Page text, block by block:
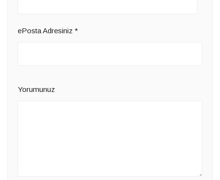
ePosta Adresiniz *
Yorumunuz